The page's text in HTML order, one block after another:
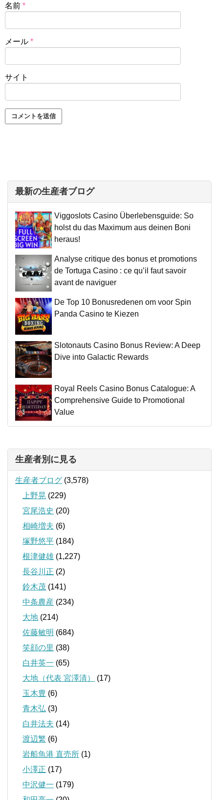
名前 *
メール *
サイト
最新の生産者ブログ
Viggoslots Casino Überlebensguide: So
holst du das Maximum aus deinen Boni
heraus!
Analyse critique des bonus et promotions
de Tortuga Casino : ce qu’il faut savoir
avant de naviguer
De Top 10 Bonusredenen om voor Spin
Panda Casino te Kiezen
Slotonauts Casino Bonus Review: A Deep
Dive into Galactic Rewards
Royal Reels Casino Bonus Catalogue: A
Comprehensive Guide to Promotional
Value
生産者別に見る
生産者ブログ (3,578)
上野晃 (229)
宮尾浩史 (20)
相崎増夫 (6)
塚野悠平 (184)
根津健雄 (1,227)
長谷川正 (2)
鈴木茂 (141)
中条農産 (234)
大地 (214)
佐藤敏明 (684)
笑顔の里 (38)
白井英一 (65)
大地（代表 宮澤清）
(17)
玉木豊 (6)
青木弘 (3)
白井法夫 (14)
渡辺繁 (6)
岩船魚港 直売所 (1)
小澤正 (17)
中沢健一 (179)